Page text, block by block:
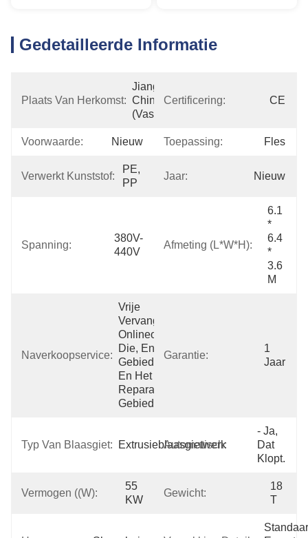
Gedetailleerde Informatie
Plaats Van Herkomst:
Jiangsu,
China
(vasteland)
Certificering: CE
Voorwaarde: Nieuw Toepassing: Fles
Verwerkt Kunststof:
PE,
PP
Jaar: Nieuw
Spanning:
380V-
440V
Afmeting (l*w*h):
6.1
*
6.4
*
3.6
M
Naverkoopservice:
Vrije
Vervangstukken,
Onlineondersteuning
Die, En,
Gebiedsonderhoud
En Het
Reparatiedienst
Gebiedsin
Garantie:
1
Jaar
Typ Van Blaasgiet: Extrusieblaasgietwerk
Automatisch:
- Ja,
Dat
Klopt.
Vermogen ((w):
55
KW
Gewicht:
18
T